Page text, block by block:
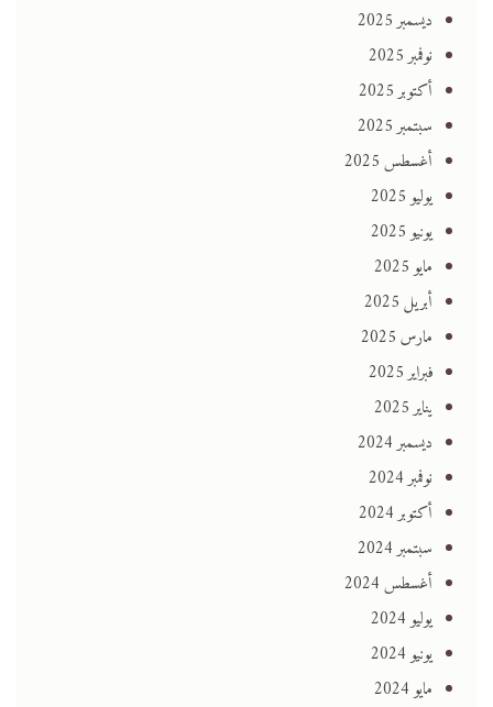
ديسمبر 2025
نوفمبر 2025
أكتوبر 2025
سبتمبر 2025
أغسطس 2025
يوليو 2025
يونيو 2025
مايو 2025
أبريل 2025
مارس 2025
فبراير 2025
يناير 2025
ديسمبر 2024
نوفمبر 2024
أكتوبر 2024
سبتمبر 2024
أغسطس 2024
يوليو 2024
يونيو 2024
مايو 2024